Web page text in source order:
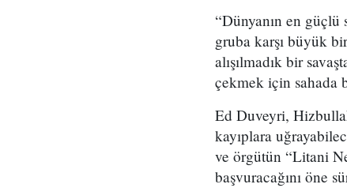
“Dünyanın en
gruba karşı büyük
alışılmadık bir
çekmek için sahada
Ed Duveyri,
kayıplara
ve örgütün “Litani
başvuracağını öne